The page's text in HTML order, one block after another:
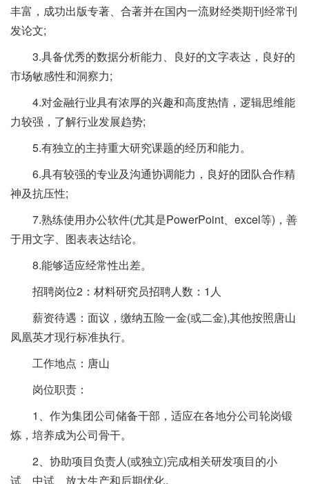
丰富，成功出版专著、合著并在国内一流财经类期刊经常刊
发论文;
3.具备优秀的数据分析能力、良好的文字表达，良好的
市场敏感性和洞察力;
4.对金融行业具有浓厚的兴趣和高度热情，逻辑思维能
力较强，了解行业发展趋势;
5.有独立的主持重大研究课题的经历和能力。
6.具有较强的专业及沟通协调能力，良好的团队合作精
神及抗压性;
7.熟练使用办公软件(尤其是PowerPoint、excel等)，善
于用文字、图表表达结论。
8.能够适应经常性出差。
招聘岗位2：材料研究员招聘人数：1人
薪资待遇：面议，缴纳五险一金(或二金),其他按照唐山
凤凰英才现行标准执行。
工作地点：唐山
岗位职责：
1、作为集团公司储备干部，适应在各地分公司轮岗锻
炼，培养成为公司骨干。
2、协助项目负责人(或独立)完成相关研发项目的小
试、中试、放大生产和后期优化。